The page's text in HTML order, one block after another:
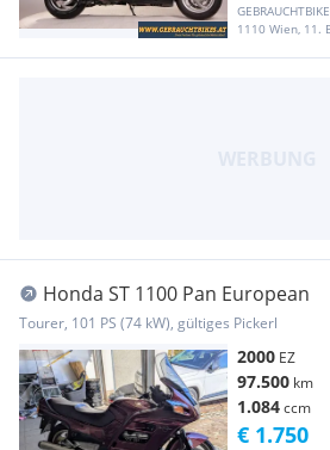
1110 Wien, 11.
Honda ST 1100 Pan European
Tourer, 101 PS (74 kW), gültiges Pickerl
2000 EZ
97.500 km
1.084ccm
€ 1.750